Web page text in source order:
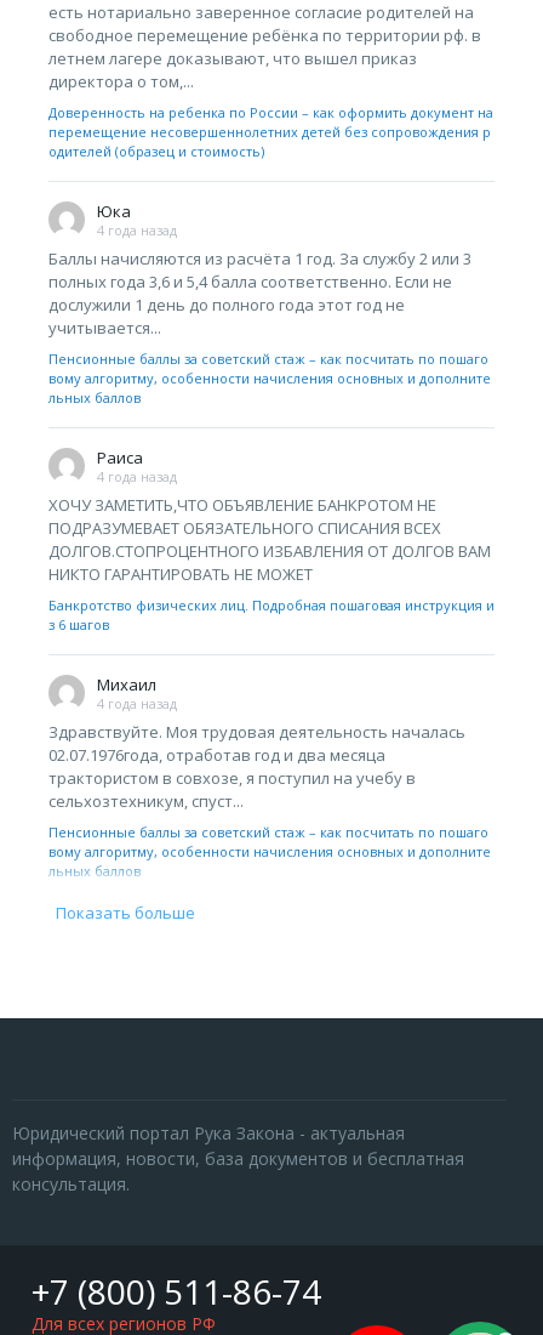
есть нотариально заверенное согласие родителей на
свободное перемещение ребёнка по территории рф. в
летнем лагере доказывают, что вышел приказ
директора о том,...
Доверенность на ребенка по России – как оформить документ на
перемещение несовершеннолетних детей без сопровождения р
одителей (образец и стоимость)
Юка
4 года назад
Баллы начисляются из расчёта 1 год. За службу 2 или 3
полных года 3,6 и 5,4 балла соответственно. Если не
дослужили 1 день до полного года этот год не
учитывается...
Пенсионные баллы за советский стаж – как посчитать по пошаго
вому алгоритму, особенности начисления основных и дополните
льных баллов
Раиса
4 года назад
ХОЧУ ЗАМЕТИТЬ,ЧТО ОБЪЯВЛЕНИЕ БАНКРОТОМ НЕ
ПОДРАЗУМЕВАЕТ ОБЯЗАТЕЛЬНОГО СПИСАНИЯ ВСЕХ
ДОЛГОВ.СТОПРОЦЕНТНОГО ИЗБАВЛЕНИЯ ОТ ДОЛГОВ ВАМ
НИКТО ГАРАНТИРОВАТЬ НЕ МОЖЕТ
Банкротство физических лиц. Подробная пошаговая инструкция и
з 6 шагов
Михаил
4 года назад
Здравствуйте. Моя трудовая деятельность началась
02.07.1976года, отработав год и два месяца
трактористом в совхозе, я поступил на учебу в
сельхозтехникум, спуст...
Пенсионные баллы за советский стаж – как посчитать по пошаго
вому алгоритму, особенности начисления основных и дополните
льных баллов
Показать больше
Юридический портал Рука Закона - актуальная
информация, новости, база документов и бесплатная
консультация.
+7 (800) 511-86-74
Для всех регионов РФ